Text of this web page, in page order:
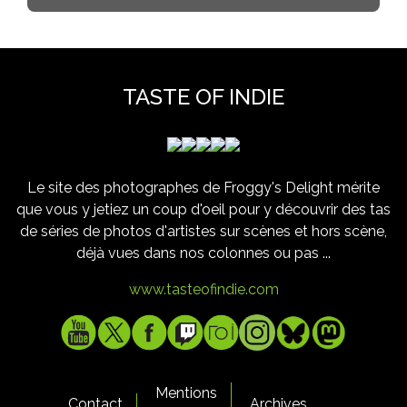
TASTE OF INDIE
Le site des photographes de Froggy's Delight mérite
que vous y jetiez un coup d'oeil pour y découvrir des tas
de séries de photos d'artistes sur scènes et hors scène,
déjà vues dans nos colonnes ou pas ...
www.tasteofindie.com
Mentions